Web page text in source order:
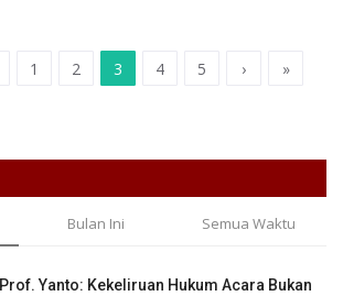
1 2 3 4 5 › »
Bulan Ini Semua Waktu
Prof. Yanto: Kekeliruan Hukum Acara Bukan